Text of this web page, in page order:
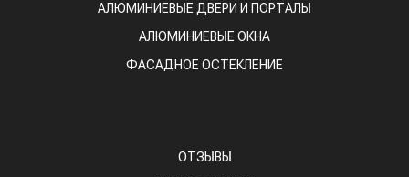
АЛЮМИНИЕВЫЕ ДВЕРИ И ПОРТАЛЫ
АЛЮМИНИЕВЫЕ ОКНА
ФАСАДНОЕ ОСТЕКЛЕНИЕ
ОТЗЫВЫ